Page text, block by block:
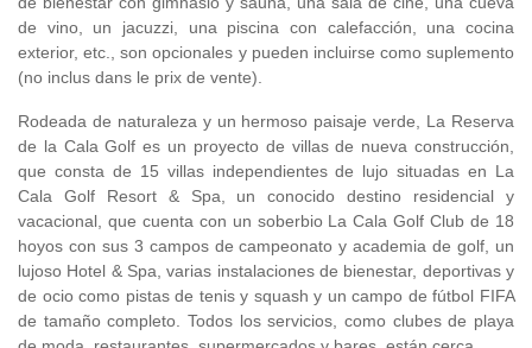
de vino, un jacuzzi, una piscina con calefacción, una cocina
exterior, etc., son opcionales y pueden incluirse como suplemento
(no inclus dans le prix de vente).
Rodeada de naturaleza y un hermoso paisaje verde, La Reserva
de la Cala Golf es un proyecto de villas de nueva construcción,
que consta de 15 villas independientes de lujo situadas en La
Cala Golf Resort & Spa, un conocido destino residencial y
vacacional, que cuenta con un soberbio La Cala Golf Club de 18
hoyos con sus 3 campos de campeonato y academia de golf, un
lujoso Hotel & Spa, varias instalaciones de bienestar, deportivas y
de ocio como pistas de tenis y squash y un campo de fútbol FIFA
de tamaño completo. Todos los servicios, como clubes de playa